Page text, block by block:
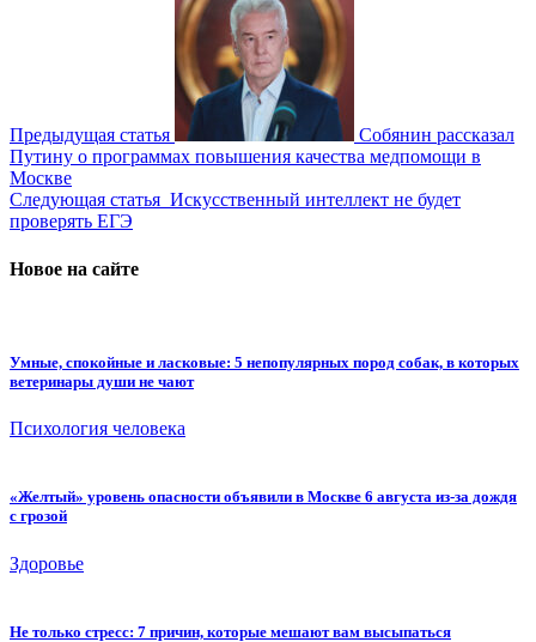
Предыдущая статья
Собянин рассказал
Путину о программах повышения качества медпомощи в
Москве
Следующая статья Искусственный интеллект не будет
проверять ЕГЭ
Новое на сайте
Умные, спокойные и ласковые: 5 непопулярных пород собак, в которых
ветеринары души не чают
Психология человека
«Желтый» уровень опасности объявили в Москве 6 августа из-за дождя
с грозой
Здоровье
Не только стресс: 7 причин, которые мешают вам высыпаться